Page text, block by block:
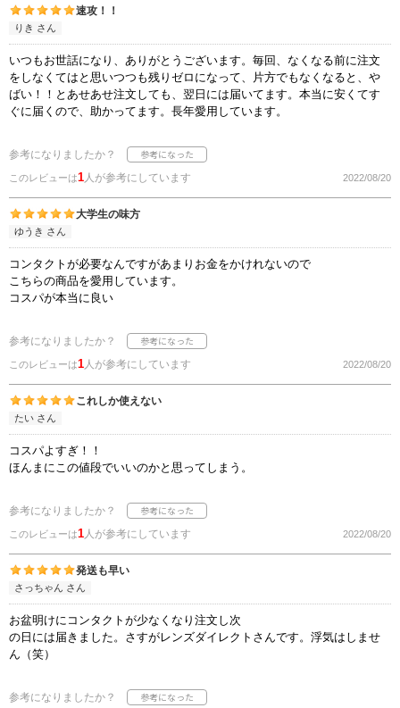
速攻！！
りき さん
いつもお世話になり、ありがとうございます。毎回、なくなる前に注文
をしなくてはと思いつつも残りゼロになって、片方でもなくなると、や
ばい！！とあせあせ注文しても、翌日には届いてます。本当に安くてす
ぐに届くので、助かってます。長年愛用しています。
参考になりましたか？
このレビューは1人が参考にしています 2022/08/20
大学生の味方
ゆうき さん
コンタクトが必要なんですがあまりお金をかけれないので
こちらの商品を愛用しています。
コスパが本当に良い
参考になりましたか？
このレビューは1人が参考にしています 2022/08/20
これしか使えない
たい さん
コスパよすぎ！！
ほんまにこの値段でいいのかと思ってしまう。
参考になりましたか？
このレビューは1人が参考にしています 2022/08/20
発送も早い
さっちゃん さん
お盆明けにコンタクトが少なくなり注文し次
の日には届きました。さすがレンズダイレクトさんです。浮気はしませ
ん（笑）
参考になりましたか？